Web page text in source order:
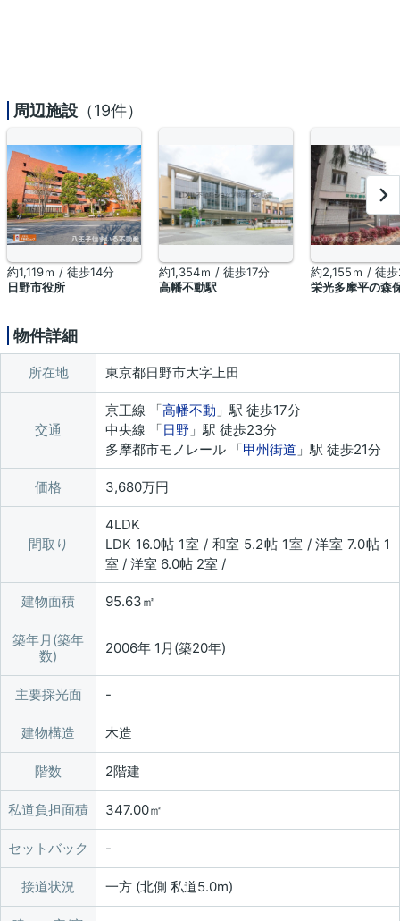
周辺施設 （19件）
約1,119ｍ / 徒歩14分
日野市役所
約1,354ｍ / 徒歩17分
高幡不動駅
約2,155ｍ / 徒
栄光多摩平の森
物件詳細
所在地 東京都日野市大字上田
交通
京王線 「高幡不動 」駅 徒歩17分
中央線 「日野 」駅 徒歩23分
多摩都市モノレール 「甲州街道 」駅 徒歩21分
価格 3,680万円
間取り
4LDK
LDK 16.0帖 1室 / 和室 5.2帖 1室 / 洋室 7.0帖 1
室 / 洋室 6.0帖 2室 /
建物面積 95.63㎡
築年月(築年
数)
2006年 1月(築20年)
主要採光面
建物構造 木造
階数 2階建
私道負担面積 347.00㎡
セットバック
接道状況 一方 (北側 私道5.0m)